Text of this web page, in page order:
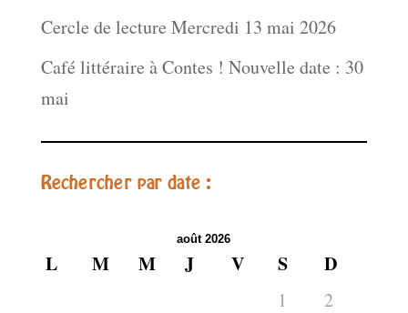
Cercle de lecture Mercredi 13 mai 2026
Café littéraire à Contes ! Nouvelle date : 30
mai
Rechercher par date :
août 2026
L M M J V S D
1
2